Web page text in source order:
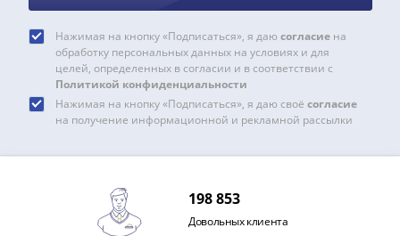
Нажимая на кнопку «Подписаться», я даю согласиена
обработку персональных данных на условиях и для
целей, определенных в согласии и в соответствии с
Политикой конфиденциальности
Нажимая на кнопку «Подписаться», я даю своё согласие
на получение информационной и рекламной рассылки
198 853
Довольных клиента